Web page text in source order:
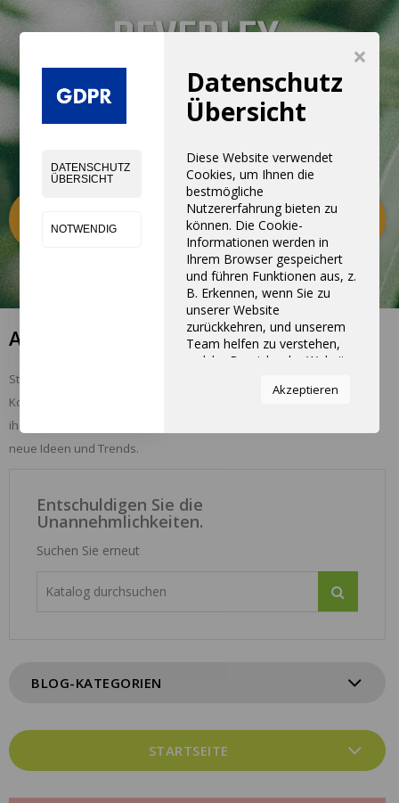
×
DATENSCHUTZ
ÜBERSICHT
NOTWENDIG
Datenschutz
Übersicht
Diese Website verwendet
Cookies, um Ihnen die
bestmögliche
Nutzererfahrung bieten zu
können. Die Cookie-
Informationen werden in
Ihrem Browser gespeichert
und führen Funktionen aus, z.
B. Erkennen, wenn Sie zu
unserer Website
zurückkehren, und unserem
Team helfen zu verstehen,
welche Bereiche der Website
nützlichsten finden.
Sie können durch die
Einstellungen anzupassen.
Akzeptieren
ARTIKEL DER MARKE WESUB
Studio Design bietet eine vielfältige Produktpalette:
Konfektionskleidung, Dekorationsartikel, Wohnaccessoires... Seit
ihrer Gründung im Jahr 2012 bringt die Marke mit ihren Kollektionen
neue Ideen und Trends.
Entschuldigen Sie die
Unannehmlichkeiten.
Suchen Sie erneut
BLOG-KATEGORIEN
STARTSEITE